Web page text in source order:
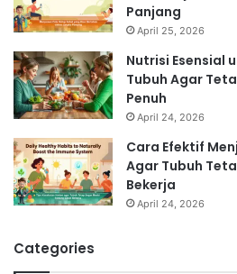
Panjang
April 25, 2026
Nutrisi Esensial
Tubuh Agar
Penuh
April 24, 2026
Cara Efektif
Agar Tubuh
Bekerja
April 24, 2026
Categories